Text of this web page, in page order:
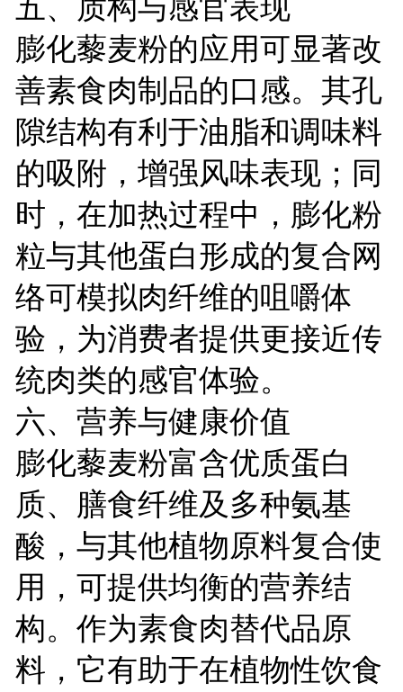
膨化藜麦粉的应用可显著改
善素食肉制品的口感。其孔
隙结构有利于油脂和调味料
的吸附，增强风味表现；同
时，在加热过程中，膨化粉
粒与其他蛋白形成的复合网
络可模拟肉纤维的咀嚼体
验，为消费者提供更接近传
统肉类的感官体验。
六、营养与健康价值
膨化藜麦粉富含优质蛋白
质、膳食纤维及多种氨基
酸，与其他植物原料复合使
用，可提供均衡的营养结
构。作为素食肉替代品原
料，它有助于在植物性饮食